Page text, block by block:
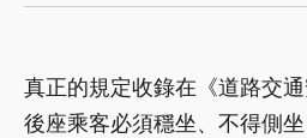
真正的規定收錄在《道路交
後座乘客必須穩坐、不得側